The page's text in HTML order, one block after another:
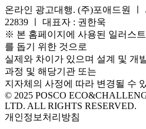
온라인 광고대행. (주)포애드원 ㅣ
22839 ㅣ 대표자 : 권한욱
※ 본 홈페이지에 사용된 일러스
를 돕기 위한 것으로
실제와 차이가 있으며 설계 및 개
과정 및 해당기관 또는
지자체의 사정에 따라 변경될 수
© 2025 POSCO
LTD. ALL RIGHTS RESERVED.
개인정보처리방침